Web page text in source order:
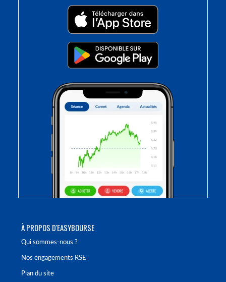
À PROPOS D'EASYBOURSE
Qui sommes-nous ?
Nos engagements RSE
Plan du site